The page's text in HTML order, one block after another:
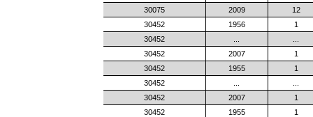
30075
2009
12
30452
1956
1
30452
30452
2007
1
30452
1955
1
30452
30452
2007
1
30452
1955 1